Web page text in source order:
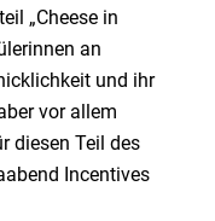
„Cheese in
an
und ihr
vor allem
diesen Teil des
Incentives